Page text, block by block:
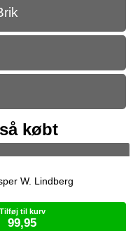
købt
W. Lindberg
Tilføj til kurv
99,95